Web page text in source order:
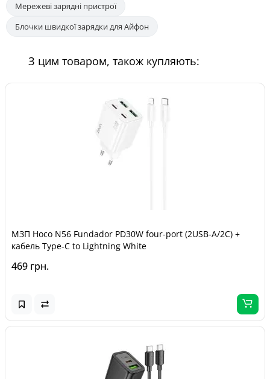
Мережеві зарядні пристрої
Блочки швидкої зарядки для Айфон
З цим товаром, також купляють:
МЗП Hoco N56 Fundador PD30W four-port (2USB-A/2C) +
кабель Type-C to Lightning White
469 грн.